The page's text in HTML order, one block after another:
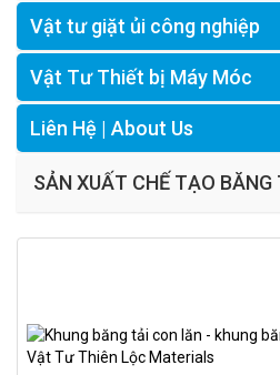
Vật tư giặt ủi công nghiệp
Vật Tư Thiết bị Máy Móc
Liên Hệ | About Us
SẢN XUẤT CHẾ TẠO BĂNG